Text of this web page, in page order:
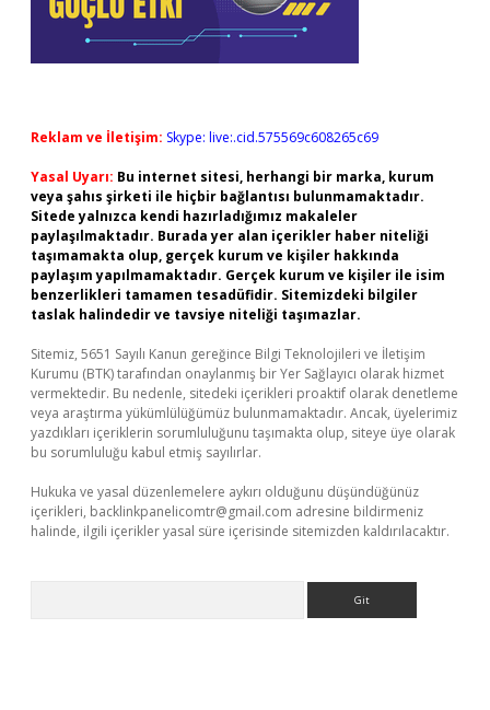
Reklam ve İletişim: Skype: live:.cid.575569c608265c69
Yasal Uyarı: Bu internet sitesi, herhangi bir marka, kurum
veya şahıs şirketi ile hiçbir bağlantısı bulunmamaktadır.
Sitede yalnızca kendi hazırladığımız makaleler
paylaşılmaktadır. Burada yer alan içerikler haber niteliği
taşımamakta olup, gerçek kurum ve kişiler hakkında
paylaşım yapılmamaktadır. Gerçek kurum ve kişiler ile isim
benzerlikleri tamamen tesadüfidir. Sitemizdeki bilgiler
taslak halindedir ve tavsiye niteliği taşımazlar.
Sitemiz, 5651 Sayılı Kanun gereğince Bilgi Teknolojileri ve İletişim
Kurumu (BTK) tarafından onaylanmış bir Yer Sağlayıcı olarak hizmet
vermektedir. Bu nedenle, sitedeki içerikleri proaktif olarak denetleme
veya araştırma yükümlülüğümüz bulunmamaktadır. Ancak, üyelerimiz
yazdıkları içeriklerin sorumluluğunu taşımakta olup, siteye üye olarak
bu sorumluluğu kabul etmiş sayılırlar.
Hukuka ve yasal düzenlemelere aykırı olduğunu düşündüğünüz
içerikleri, backlinkpanelicomtr@gmail.com adresine bildirmeniz
halinde, ilgili içerikler yasal süre içerisinde sitemizden kaldırılacaktır.